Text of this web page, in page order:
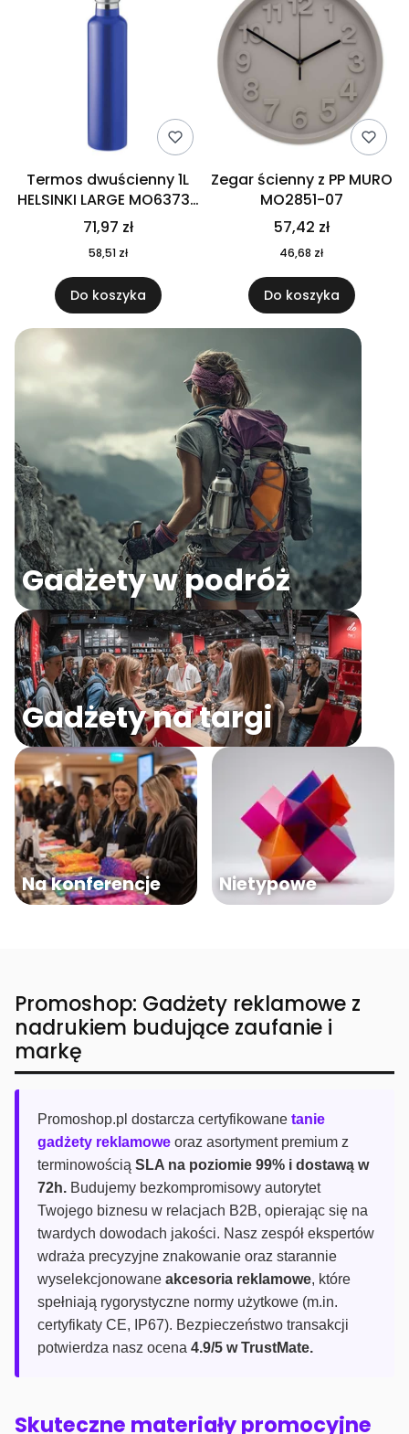
Termos dwuścienny 1L
HELSINKI LARGE MO6373-
04
71,97 zł
58,51 zł
Do koszyka
Zegar ścienny z PP MURO
MO2851-07
57,42 zł
46,68 zł
Do koszyka
Gadżety w podróż
Gadżety na targi
Na konferencje Nietypowe
Promoshop: Gadżety reklamowe z
nadrukiem budujące zaufanie i
markę
Promoshop.pl dostarcza certyfikowane tanie
gadżety reklamowe oraz asortyment premium z
terminowością SLA na poziomie 99% i dostawą w
72h. Budujemy bezkompromisowy autorytet
Twojego biznesu w relacjach B2B, opierając się na
twardych dowodach jakości. Nasz zespół ekspertów
wdraża precyzyjne znakowanie oraz starannie
wyselekcjonowane akcesoria reklamowe, które
spełniają rygorystyczne normy użytkowe (m.in.
certyfikaty CE, IP67). Bezpieczeństwo transakcji
potwierdza nasz ocena 4.9/5 w TrustMate.
Skuteczne materiały promocyjne